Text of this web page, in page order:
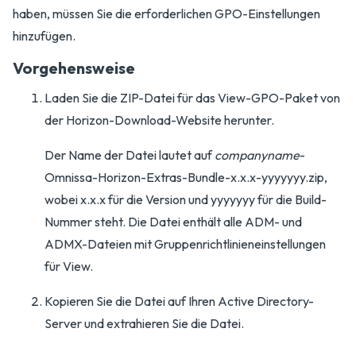
haben, müssen Sie die erforderlichen GPO-Einstellungen
hinzufügen.
Vorgehensweise
Laden Sie die ZIP-Datei für das View-GPO-Paket von
der Horizon-Download-Website herunter.
Der Name der Datei lautet aufcompanyname-
Omnissa-Horizon-Extras-Bundle-x.x.x-yyyyyyy.zip,
wobei x.x.x für die Version und yyyyyyy für die Build-
Nummer steht. Die Datei enthält alle ADM- und
ADMX-Dateien mit Gruppenrichtlinieneinstellungen
für View.
Kopieren Sie die Datei auf Ihren Active Directory-
Server und extrahieren Sie die Datei.